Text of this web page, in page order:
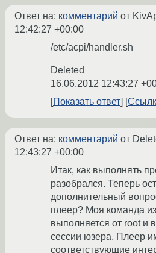
Ответ на: комментарий от
12:42:27 +00:00
/etc/acpi/handler.sh
Deleted
16.06.2012 12:43:27
Показать ответ
Ответ на: комментарий от
12:43:27 +00:00
Итак, как выполнять
разобрался. Теперь
дополнительный
плеер? Моя команда
выполняется от root и
сессии юзера. Плеер
соответствующие